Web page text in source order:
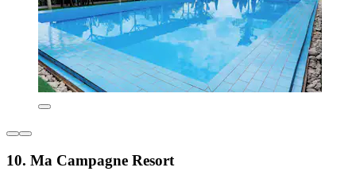
10. Ma Campagne Resort